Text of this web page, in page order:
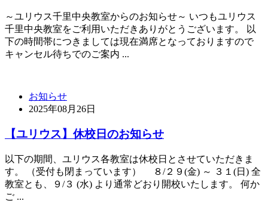
～ユリウス千里中央教室からのお知らせ～ いつもユリウス
千里中央教室をご利用いただきありがとうございます。 以
下の時間帯につきましては現在満席となっておりますので
キャンセル待ちでのご案内 ...
お知らせ
2025年08月26日
【ユリウス】休校日のお知らせ
以下の期間、ユリウス各教室は休校日とさせていただきま
す。 （受付も閉まっています） ８/２９(金) ～ ３１(日) 全
教室とも、９/３ (水) より通常どおり開校いたします。 何か
ご ...